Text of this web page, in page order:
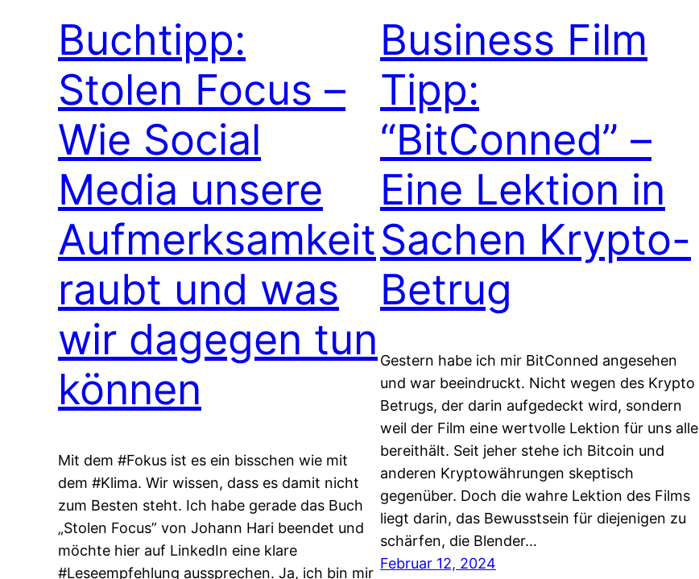
Buchtipp:
Stolen Focus –
Wie Social
Media unsere
Aufmerksamkeit
raubt und was
wir dagegen tun
können
Mit dem #Fokus ist es ein bisschen wie mit
dem #Klima. Wir wissen, dass es damit nicht
zum Besten steht. Ich habe gerade das Buch
„Stolen Focus” von Johann Hari beendet und
möchte hier auf LinkedIn eine klare
#Leseempfehlung aussprechen. Ja, ich bin mir
Business Film
Tipp:
“BitConned” –
Eine Lektion in
Sachen Krypto-
Betrug
Gestern habe ich mir BitConned angesehen
und war beeindruckt. Nicht wegen des Krypto
Betrugs, der darin aufgedeckt wird, sondern
weil der Film eine wertvolle Lektion für uns alle
bereithält. Seit jeher stehe ich Bitcoin und
anderen Kryptowährungen skeptisch
gegenüber. Doch die wahre Lektion des Films
liegt darin, das Bewusstsein für diejenigen zu
schärfen, die Blender…
Februar 12, 2024